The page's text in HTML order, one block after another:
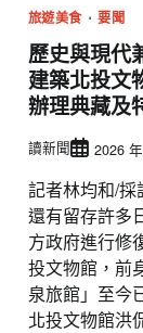
旅遊美食 要聞
歷史與現
建築北投文
辦理典藏及
讀新聞 2026
記者林均和/
還有留存許多
方政府進行修
投文物館，前
泉旅館」至今
北投文物館洪